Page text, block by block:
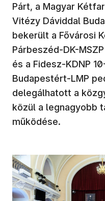
Párt, a Magyar
Vitézy Dáviddal
bekerült a Fővárosi
Párbeszéd-DK-
és a Fidesz-KDNP
Budapestért-LMP
delegálhatott a
közül a legnagyobb
működése.